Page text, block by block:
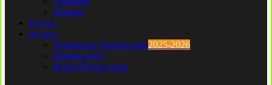
Рефери
Клубы
Футзал
Чемпионат Казахстана2025-2026
Первая лига
Кубок Казахстана